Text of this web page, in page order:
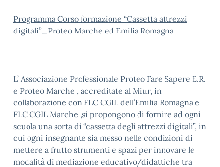
Programma Corso formazione “Cassetta attrezzi
digitali”_Proteo Marche ed Emilia Romagna
L’ Associazione Professionale Proteo Fare Sapere E.R.
e Proteo Marche , accreditate al Miur, in
collaborazione con FLC CGIL dell’Emilia Romagna e
FLC CGIL Marche ,si propongono di fornire ad ogni
scuola una sorta di “cassetta degli attrezzi digitali”, in
cui ogni insegnante sia messo nelle condizioni di
mettere a frutto strumenti e spazi per innovare le
modalità di mediazione educativo/didattiche tra